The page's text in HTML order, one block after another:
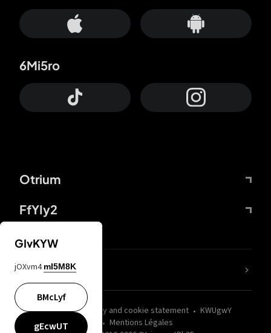
Otrium
FfYIy2
6Mi5ro
wZQPfd Privacy and cookie statement
KWUgwY
Mentions Légales
nLC6tu
GIvKYW
jOXvm4 mI5M8K
BMcLyf
gEcwUT